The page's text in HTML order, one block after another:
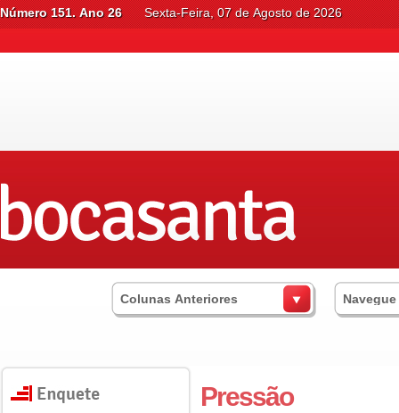
Número 151. Ano 26 Sexta-Feira, 07 de Agosto de 2026
Colunas Anteriores
Pressão